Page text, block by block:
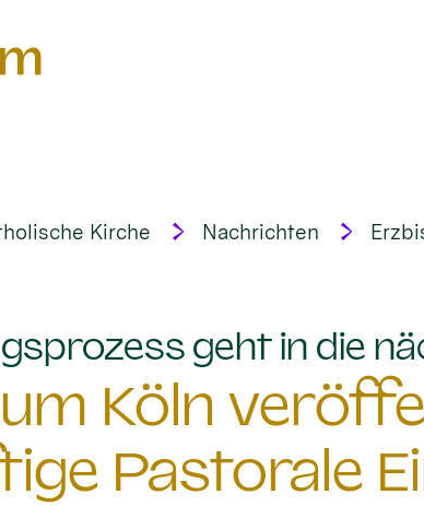
Kirche Nachrichten
geht in die
Köln
Pastorale